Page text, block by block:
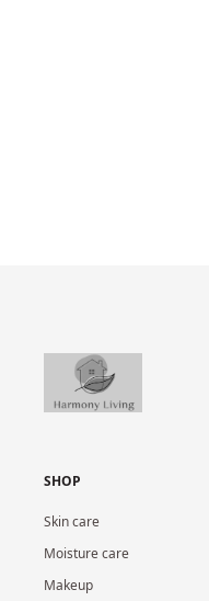
SHOP
Skin care
Moisture care
Makeup